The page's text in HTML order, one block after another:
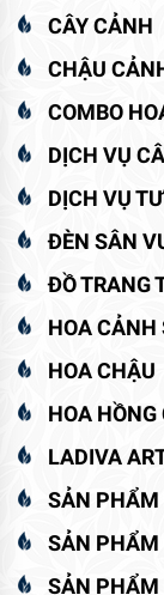
CÂY CẢNH
CHẬU
COMBO
DỊCH VỤ
DỊCH VỤ
ĐÈN SÂN
ĐỒ TRANG
HOA CẢNH
HOA CHẬU
HOA HỒNG
LADIVA
SẢN PHẨM
SẢN PHẨM
SẢN PHẨM